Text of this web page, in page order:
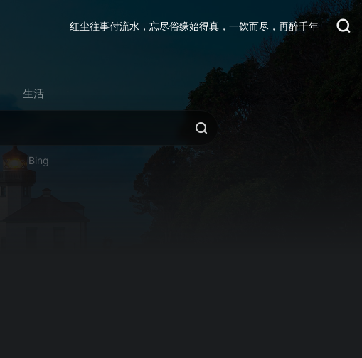
红尘往事付流水，忘尽俗缘始得真，一饮而尽，再醉千年
生活
Bing